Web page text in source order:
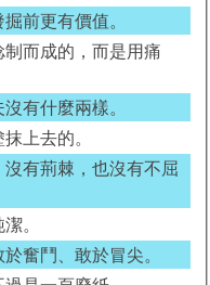
前更有價值。
而成的，而是用痛
有什麼兩樣。
上去的。
有荊棘，也沒有不屈
。
奮鬥、敢於冒尖。